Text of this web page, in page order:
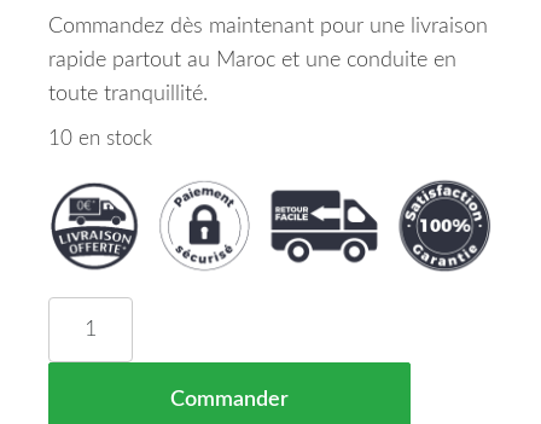
Commandez dès maintenant pour une livraison
rapide partout au Maroc et une conduite en
toute tranquillité.
10 en stock
Commander